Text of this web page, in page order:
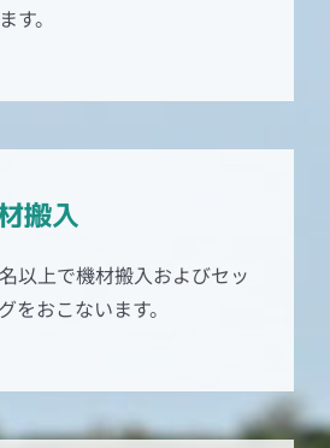
す。
搬入
以上で機材搬入およびセッ
をおこないます。